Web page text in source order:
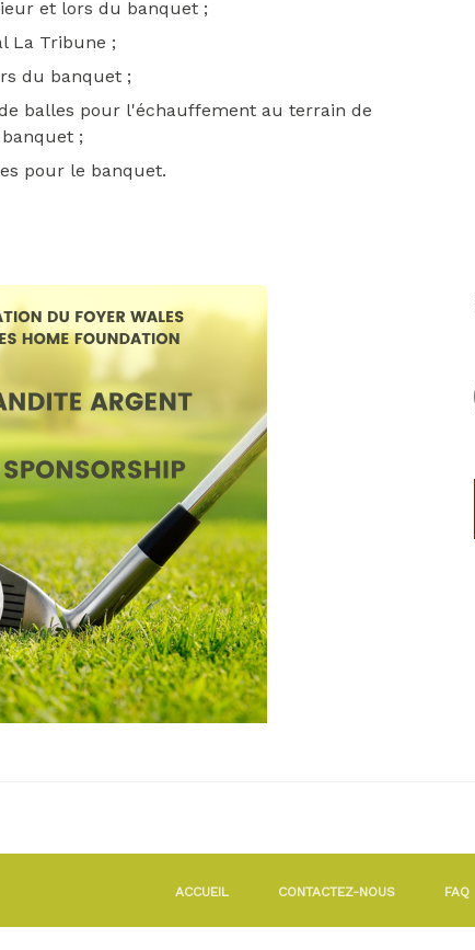
et lors du banquet ;
La Tribune ;
du banquet ;
balles pour l'échauffement au terrain de
;
pour le banquet.
ACCUEIL CONTACTEZ-NOUS FAQ